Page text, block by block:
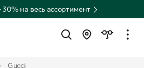
на весь ассортимент
Gucci